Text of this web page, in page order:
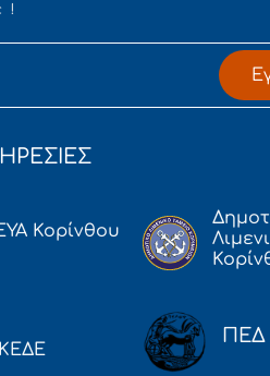
!
Κορίνθου
ΠΕΔ